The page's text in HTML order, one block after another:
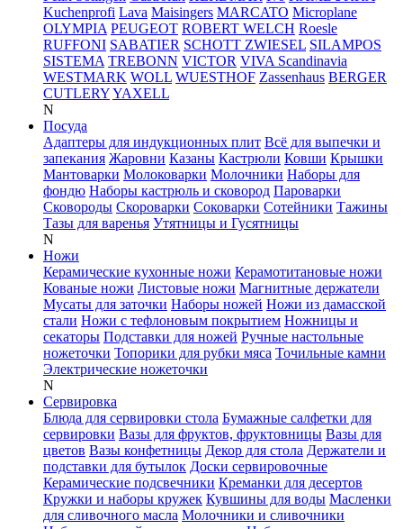
Kuchenprofi Lava Maisingers MARCATO Microplane
OLYMPIA PEUGEOT ROBERT WELCH Roesle
RUFFONI SABATIER SCHOTT ZWIESEL SILAMPOS
SISTEMA TREBONN VICTOR VIVA Scandinavia
WESTMARK WOLL WUESTHOF Zassenhaus BERGER
CUTLERYYAXELL
N
Посуда
Адаптеры для индукционных плит Всё для выпечки и
запекания Жаровни Казаны Кастрюли Ковши Крышки
Мантоварки Молоковарки Молочники Наборы для
фондю Наборы кастрюль и сковород Пароварки
Сковороды Скороварки Соковарки Сотейники Тажины
Тазы для варенья Утятницы и Гусятницы
N
Ножи
Керамические кухонные ножи Керамотитановые ножи
Кованые ножи Листовые ножи Магнитные держатели
Мусаты для заточки Наборы ножей Ножи из дамасской
стали Ножи с тефлоновым покрытием Ножницы и
секаторы Подставки для ножей Ручные настольные
ножеточки Топорики для рубки мяса Точильные камни
Электрические ножеточки
N
Сервировка
Блюда для сервировки стола Бумажные салфетки для
сервировки Вазы для фруктов, фруктовницы Вазы для
цветов Вазы конфетницы Декор для стола Держатели и
подставки для бутылок Доски сервировочные
Керамические подсвечники Креманки для десертов
Кружки и наборы кружек Кувшины для воды Масленки
для сливочного масла Молочники и сливочники